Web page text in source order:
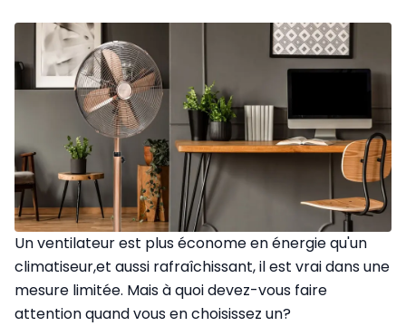
Un ventilateur est plus économe en énergie qu'un
climatiseur,et aussi rafraîchissant, il est vrai dans une
mesure limitée. Mais à quoi devez-vous faire
attention quand vous en choisissez un?